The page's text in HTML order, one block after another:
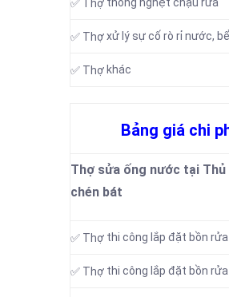
✅ Thợ thông nghẹt chậu rửa
✅ Thợxử lý sự cố rò rỉ nước,
✅ Thợ khác
Bảng giá chi
Thợ sửa ống nước tại
chén bát
✅ Thợ thi công lắp đặt bồn
✅ Thợ thi công lắp đặt bồn